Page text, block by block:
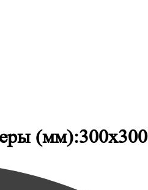
(мм):300x300